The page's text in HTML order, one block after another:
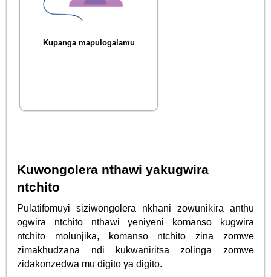
Kupanga mapulogalamu
Kuwongolera nthawi yakugwira
ntchito
Pulatifomuyi siziwongolera nkhani zowunikira anthu
ogwira ntchito nthawi yeniyeni komanso kugwira
ntchito molunjika, komanso ntchito zina zomwe
zimakhudzana ndi kukwaniritsa zolinga zomwe
zidakonzedwa mu digito ya digito.